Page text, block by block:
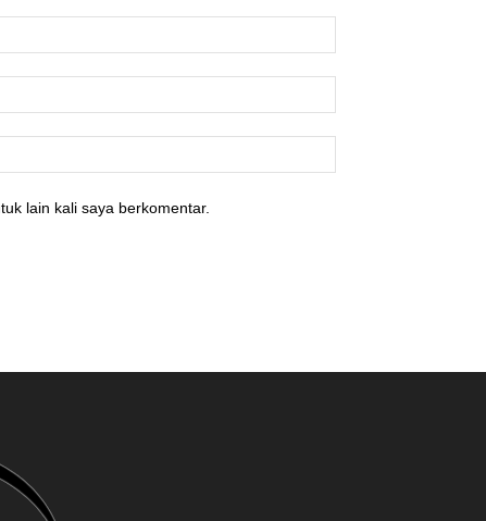
lain kali saya berkomentar.